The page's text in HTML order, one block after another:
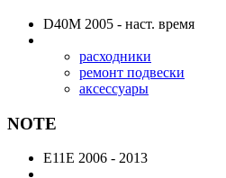
D40M 2005 - наст. время
расходники
ремонт подвески
аксессуары
NOTE
E11E 2006 - 2013